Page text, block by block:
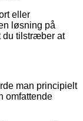
eller
løsning på
du tilstræber at
man principielt
omfattende